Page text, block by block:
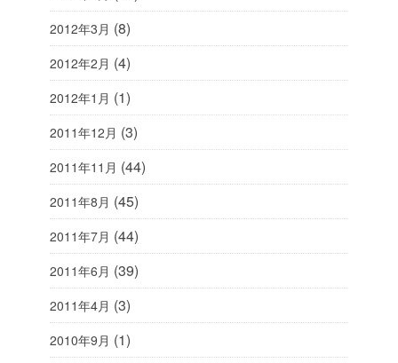
2012年3月 (8)
2012年2月 (4)
2012年1月 (1)
2011年12月 (3)
2011年11月 (44)
2011年8月 (45)
2011年7月 (44)
2011年6月 (39)
2011年4月 (3)
2010年9月 (1)